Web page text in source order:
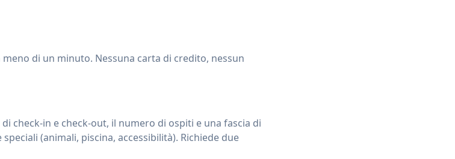
di un minuto. Nessuna carta di credito, nessun
check-in e check-out, il numero di ospiti e una fascia di
(animali, piscina, accessibilità). Richiede due